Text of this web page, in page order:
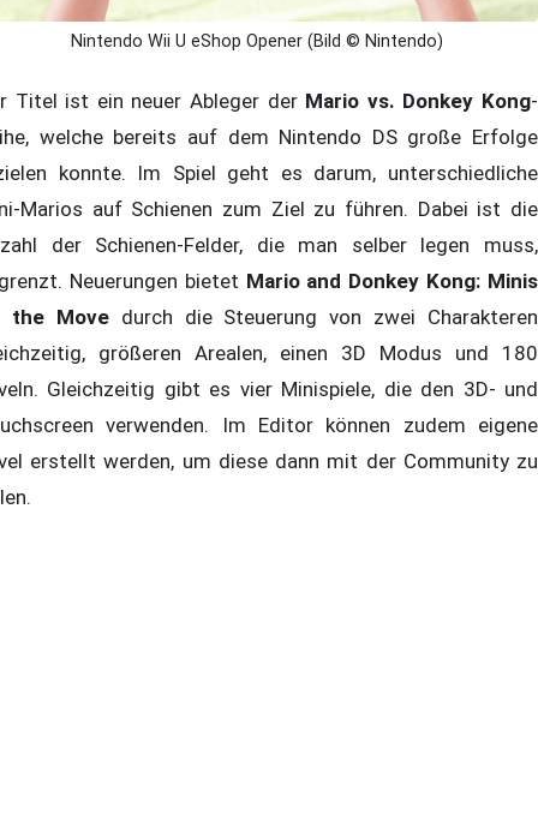
Nintendo Wii U eShop Opener (Bild © Nintendo)
Titel ist ein neuer Ableger der Mario vs. Donkey Kong-
welche bereits auf dem Nintendo DS große Erfolge
konnte. Im Spiel geht es darum, unterschiedliche
Marios auf Schienen zum Ziel zu führen. Dabei ist die
der Schienen-Felder, die man selber legen muss,
Neuerungen bietet Mario and Donkey Kong: Minis
the Movedurch die Steuerung von zwei Charakteren
größeren Arealen, einen 3D Modus und 180
Gleichzeitig gibt es vier Minispiele, die den 3D- und
verwenden. Im Editor können zudem eigene
erstellt werden, um diese dann mit der Community zu